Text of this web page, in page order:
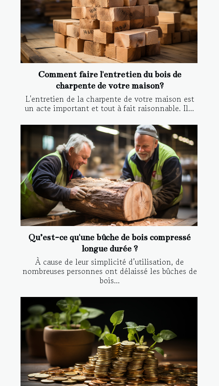
Comment faire l'entretien du bois de
charpente de votre maison?
L'entretien de la charpente de votre maison est
un acte important et tout à fait raisonnable. Il...
Qu’est-ce qu'une bûche de bois compressé
longue durée ?
À cause de leur simplicité d’utilisation, de
nombreuses personnes ont délaissé les bûches de
bois...